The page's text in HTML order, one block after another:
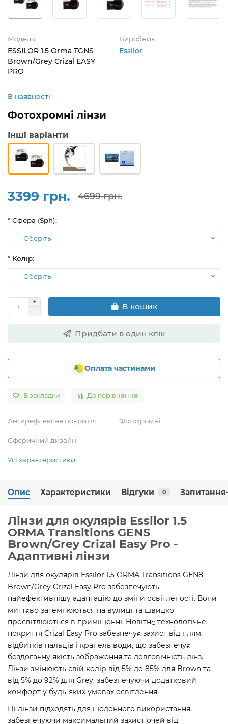
Модель
ESSILOR 1.5 Orma TGNS
Brown/Grey Crizal EASY
PRO
Виробник
Essilor
В наявності
Фотохромні лінзи
Інші варіанти
3399 грн. 4699 грн.
* Сфера (Sph):
* Колір:
В кошик
Придбати в один клік
Оплата частинами
В закладки До порівняння
Антирефлексне покриття Фотохромні
Сферичний дизайн
Усі характеристики
Опис Характеристики Відгуки 0
Лінзи для окулярів Essilor 1.5
ORMA Transitions GENS
Brown/Grey Crizal Easy Pro -
Адаптивні лінзи
Лінзи для окулярів Essilor 1.5 ORMA Transitions GEN8
Brown/Grey Crizal Easy Pro забезпечують
найефективнішу адаптацію до зміни освітленості. Вони
миттєво затемнюються на вулиці та швидко
просвітлюються в приміщенні. Новітнє технологічне
покриття Crizal Easy Pro забезпечує захист від плям,
відбитків пальців і крапель води, що забезпечує
бездоганну якість зображення та довговічність лінз.
Лінзи змінюють свій колір від 5% до 85% для Brown та
від 5% до 92% для Grey, забезпечуючи додатковий
комфорт у будь-яких умовах освітлення.
Ці лінзи підходять для щоденного використання,
забезпечуючи максимальний захист очей від